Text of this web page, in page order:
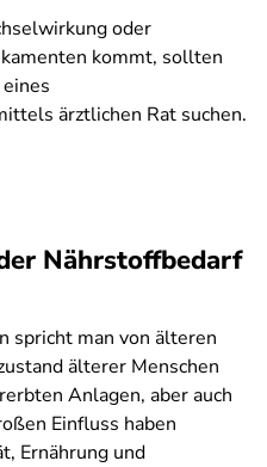
oder
kommt, sollten
ärztlichen Rat suchen.
Nährstoffbedarf
spricht man von älteren
älterer Menschen
Anlagen, aber auch
Einfluss haben
Ernährung und